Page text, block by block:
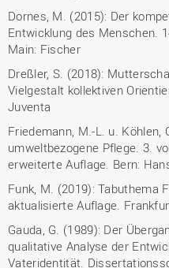
Dornes, M. (2015): Der
Entwicklung des Menschen.
Main: Fischer
Dreßler, S. (2018):
Vielgestalt kollektiven
Juventa
Friedemann, M.-L. u. Köhlen,
umweltbezogene Pflege. 3.
erweiterte Auflage. Bern:
Funk, M. (2019): Tabuthema
aktualisierte Auflage.
Gauda, G. (1989): Der
qualitative Analyse der
Vateridentität.